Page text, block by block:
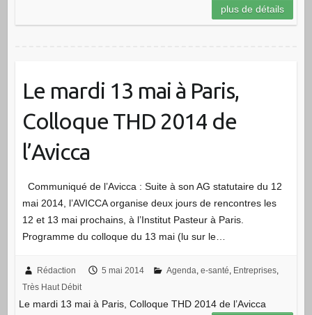
plus de détails
Le mardi 13 mai à Paris,
Colloque THD 2014 de
l’Avicca
Communiqué de l’Avicca : Suite à son AG statutaire du 12
mai 2014, l’AVICCA organise deux jours de rencontres les
12 et 13 mai prochains, à l’Institut Pasteur à Paris.
Programme du colloque du 13 mai (lu sur le…
Rédaction 5 mai 2014 Agenda, e-santé, Entreprises,
Très Haut Débit
Le mardi 13 mai à Paris, Colloque THD 2014 de l’Avicca